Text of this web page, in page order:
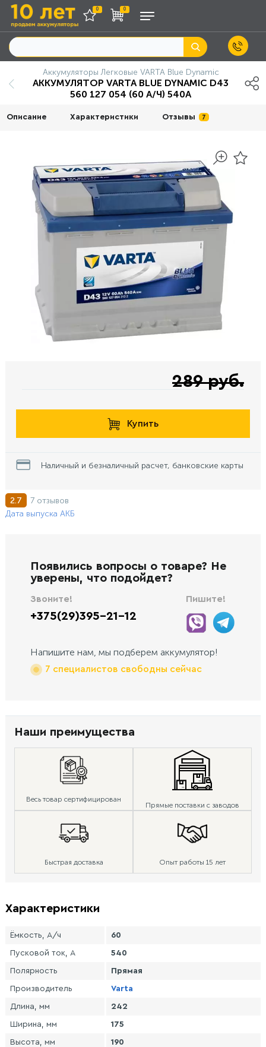
0 0
Аккумуляторы Легковые VARTA Blue Dynamic
АККУМУЛЯТОР VARTA BLUE DYNAMIC D43
560 127 054 (60 А/Ч) 540А
Описание Характеристики Отзывы 7
289 руб.
Купить
Наличный и безналичный расчет, банковские карты
2.7
7 отзывов
Дата выпуска АКБ
Появились вопросы о товаре? Не
уверены, что подойдет?
Звоните!
+375(29)395-21-12
Пишите!
Напишите нам, мы подберем аккумулятор!
7 специалистов свободны сейчас
Наши преимущества
Весь товар сертифицирован
Прямые поставки с заводов
Быстрая доставка Опыт работы 15 лет
Характеристики
Ёмкость, А/ч 60
Пусковой ток, А 540
Полярность Прямая
Производитель Varta
Длина, мм 242
Ширина, мм 175
Высота, мм 190